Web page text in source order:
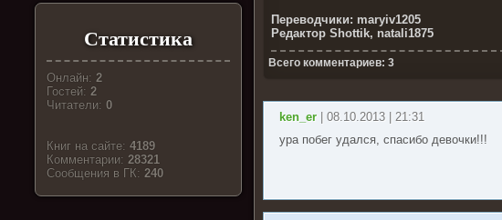
Статистика
Онлайн:2
Гостей:2
Читатели:0
Книг на сайте:4189
Комментарии:28321
Cообщения в ГК:240
Переводчики: maryiv1205
Редактор Shottik, natali1875
Всего комментариев: 3
ken_er | 08.10.2013 | 21:31
ура побег удался, спасибо девочки!!!